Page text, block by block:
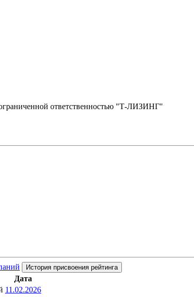
ответственностью "Т-ЛИЗИНГ"
История присвоения рейтинга
Дата
11.02.2026